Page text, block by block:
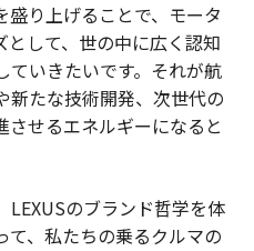
盛り上げることで、モータ
して、世の中に広く認知
ていきたいです。それが航
新たな技術開発、次世代の
せるエネルギーになると
のブランド哲学を体
、私たちの乗るクルマの